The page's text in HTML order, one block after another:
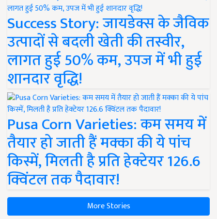
Success Story: जायडेक्स के जैविक
उत्पादों से बदली खेती की तस्वीर,
लागत हुई 50% कम, उपज में भी हुई
शानदार वृद्धि!
Pusa Corn Varieties: कम समय में
तैयार हो जाती हैं मक्का की ये पांच
किस्में, मिलती है प्रति हेक्टेयर 126.6
क्विंटल तक पैदावार!
More Stories